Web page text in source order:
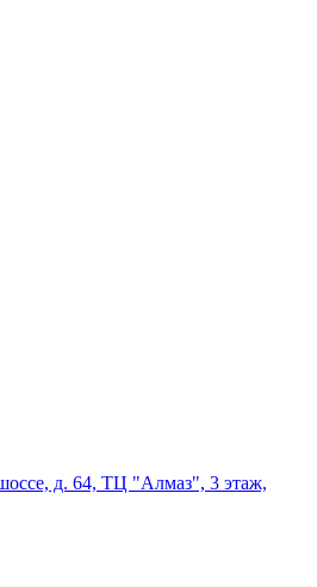
д. 64, ТЦ "Алмаз", 3 этаж,